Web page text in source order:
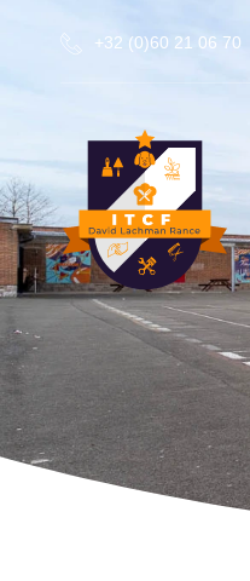
+32 (0)60 21 06 70